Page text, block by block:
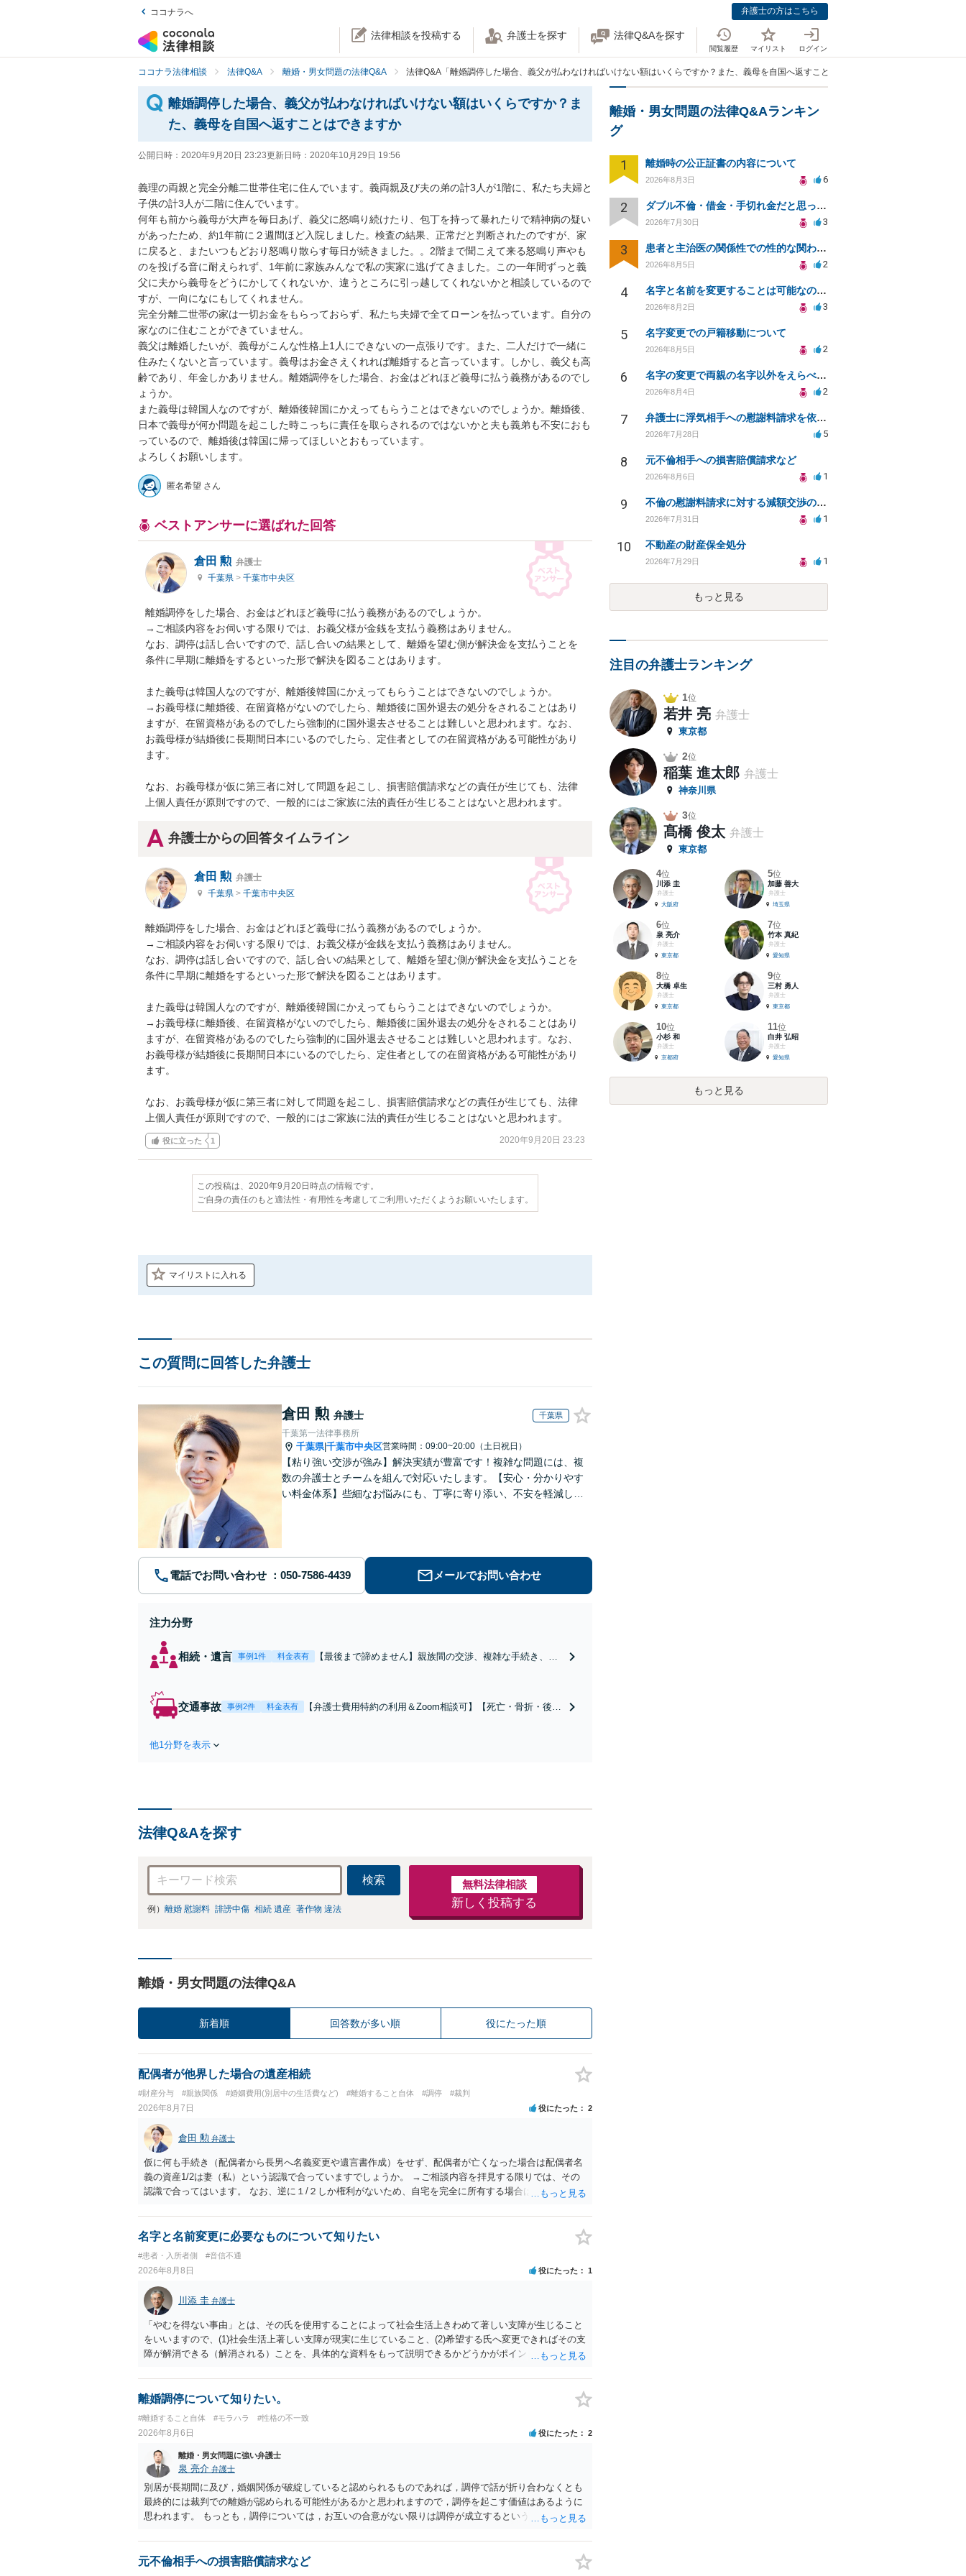
ココナラへ 弁護士の方はこちら
法律相談を投稿する 弁護士を探す 法律Q&Aを探す
閲覧履歴 マイリスト ログイン
ココナラ法律相談 法律Q&A 離婚・男女問題の法律Q&A 法律Q&A「離婚調停した場合、義父が払わなければいけない額はいくらですか？また、義母を自国へ返すことはできますか」
離婚調停した場合、義父が払わなければいけない額はいくらですか？ま
た、義母を自国へ返すことはできますか
公開日時： 2020年9月20日 23:23更新日時： 2020年10月29日 19:56
義理の両親と完全分離二世帯住宅に住んでいます。義両親及び夫の弟の計3人が1階に、私たち夫婦と
子供の計3人が二階に住んでいます。
何年も前から義母が大声を毎日あげ、義父に怒鳴り続けたり、包丁を持って暴れたりで精神病の疑い
があったため、約1年前に２週間ほど入院しました。検査の結果、正常だと判断されたのですが、家
に戻ると、またいつもどおり怒鳴り散らす毎日が続きました。。2階まで聞こえて来る怒鳴り声やも
のを投げる音に耐えられず、1年前に家族みんなで私の実家に逃げてきました。この一年間ずっと義
父に夫から義母をどうにかしてくれないか、違うところに引っ越してくれないかと相談しているので
すが、一向になにもしてくれません。
完全分離二世帯の家は一切お金をもらっておらず、私たち夫婦で全てローンを払っています。自分の
家なのに住むことができていません。
義父は離婚したいが、義母がこんな性格上1人にできないの一点張りです。また、二人だけで一緒に
住みたくないと言っています。義母はお金さえくれれば離婚すると言っています。しかし、義父も高
齢であり、年金しかありません。離婚調停をした場合、お金はどれほど義母に払う義務があるのでし
ょうか。
また義母は韓国人なのですが、離婚後韓国にかえってもらうことはできないのでしょうか。離婚後、
日本で義母が何か問題を起こした時こっちに責任を取らされるのではないかと夫も義弟も不安におも
っているので、離婚後は韓国に帰ってほしいとおもっています。
匿名希望 さん
ベストアンサーに選ばれた回答
倉田 勲 弁護士
千葉県 > 千葉市中央区
離婚調停をした場合、お金はどれほど義母に払う義務があるのでしょうか。
→ご相談内容をお伺いする限りでは、お義父様が金銭を支払う義務はありません。
なお、調停は話し合いですので、話し合いの結果として、離婚を望む側が解決金を支払うことを
条件に早期に離婚をするといった形で解決を図ることはあります。
また義母は韓国人なのですが、離婚後韓国にかえってもらうことはできないのでしょうか。
→お義母様に離婚後、在留資格がないのでしたら、離婚後に国外退去の処分をされることはあり
ますが、在留資格があるのでしたら強制的に国外退去させることは難しいと思われます。なお、
お義母様が結婚後に長期間日本にいるのでしたら、定住者としての在留資格がある可能性があり
ます。
なお、お義母様が仮に第三者に対して問題を起こし、損害賠償請求などの責任が生じても、法律
上個人責任が原則ですので、一般的にはご家族に法的責任が生じることはないと思われます。
弁護士からの回答タイムライン
倉田 勲 弁護士
千葉県 > 千葉市中央区
離婚調停をした場合、お金はどれほど義母に払う義務があるのでしょうか。
→ご相談内容をお伺いする限りでは、お義父様が金銭を支払う義務はありません。
なお、調停は話し合いですので、話し合いの結果として、離婚を望む側が解決金を支払うことを
条件に早期に離婚をするといった形で解決を図ることはあります。
また義母は韓国人なのですが、離婚後韓国にかえってもらうことはできないのでしょうか。
→お義母様に離婚後、在留資格がないのでしたら、離婚後に国外退去の処分をされることはあり
ますが、在留資格があるのでしたら強制的に国外退去させることは難しいと思われます。なお、
お義母様が結婚後に長期間日本にいるのでしたら、定住者としての在留資格がある可能性があり
ます。
なお、お義母様が仮に第三者に対して問題を起こし、損害賠償請求などの責任が生じても、法律
上個人責任が原則ですので、一般的にはご家族に法的責任が生じることはないと思われます。
役に立った 1 2020年9月20日 23:23
この投稿は、2020年9月20日時点の情報です。
ご自身の責任のもと適法性・有用性を考慮してご利用いただくようお願いいたします。
マイリストに入れる
この質問に回答した弁護士
倉田 勲 弁護士 千葉県
千葉第一法律事務所
千葉県|千葉市中央区営業時間：09:00~20:00（土日祝日）
【粘り強い交渉が強み】解決実績が豊富です！複雑な問題には、複
数の弁護士とチームを組んで対応いたします。【安心・分かりやす
い料金体系】些細なお悩みにも、丁寧に寄り添い、不安を軽減しま
電話でお問い合わせ メールでお問い合わせ
注力分野
相続・遺言 事例1件 料金表有
【最後まで諦めません】親族間の交渉、複雑な手続き、全
能。【JR千葉駅近く】駐車場あり
交通事故 事例2件 料金表有
【弁護士費用特約の利用＆Zoom相談可】【死亡・骨折・後遺
他1分野を表示
法律Q&Aを探す
検索
例） 離婚 慰謝料 誹謗中傷 相続 遺産 著作物 違法
無料法律相談
新しく投稿する
離婚・男女問題の法律Q&A
新着順 回答数が多い順 役にたった順
配偶者が他界した場合の遺産相続
#財産分与 #親族関係 #婚姻費用(別居中の生活費など) #離婚すること自体 #調停 #裁判
2026年8月7日 役にたった 2
倉田 勲 弁護士
仮に何も手続き（配偶者から長男へ名義変更や遺言書作成）をせず、配偶者が亡くなった場合は配偶者名
義の資産1/2は妻（私）という認識で合っていますでしょうか。 →ご相談内容を拝見する限りでは、その
認識で合ってはいます。 なお、逆に１/２しか権利がないため、自宅を完全に所有する場合は、他の相続
名字と名前変更に必要なものについて知りたい
#患者・入所者側 #音信不通
2026年8月8日 役にたった 1
川添 圭 弁護士
「やむを得ない事由」とは、その氏を使用することによって社会生活上きわめて著しい支障が生じること
をいいますので、(1)社会生活上著しい支障が現実に生じていること、(2)希望する氏へ変更できればその支
障が解消できる（解消される）ことを、具体的な資料をもって説明できるかどうかがポイントです。 記録
出することが必要になります。「フラッシュバック」とのことなので、例えば、医学上確立されているPT
SDの診断基準に合致した説明とそれに沿う資料の提出が必要になってくるように思います。 精神的・心
されるところです。、もし本人申立てをお考えであれば、医学知識はもちろん法律知識も要求されますの
で、性急な申立てをせず、知識と資料をしっかりと揃えて、万全の体制で申立てに臨んだ方がよいと思わ
れます。
離婚調停について知りたい。
#離婚すること自体 #モラハラ #性格の不一致
2026年8月6日 役にたった 2
離婚・男女問題に強い弁護士
泉 亮介 弁護士
別居が長期間に及び，婚姻関係が破綻していると認められるものであれば，調停で話が折り合わなくとも
最終的には裁判での離婚が認められる可能性があるかと思われますので，調停を起こす価値はあるように
思われます。 もっとも，調停については，お互いの合意がない限りは調停が成立するということはないた
の離婚に固執しないかいずれかの対応は必要となるかと思われます。 お一人で対応するのは難しい側面も
ありますので弁護士を立てることを検討されると良いかと思われます。
元不倫相手への損害賠償請求など
離婚・男女問題の法律Q&Aランキン
グ
1 離婚時の公正証書の内容について
2026年8月3日 6
2 ダブル不倫・借金・手切れ金だと思っていたお金を1年後いまさら脅迫罪として通知書が来てまとめて請求
2026年7月30日 3
3 患者と主治医の関係性での性的な関わりからのトラブル
2026年8月5日 2
4 名字と名前を変更することは可能なのか？
2026年8月2日 3
5 名字変更での戸籍移動について
2026年8月5日 2
6 名字の変更で両親の名字以外をえらべるのか？
2026年8月4日 2
7 弁護士に浮気相手への慰謝料請求を依頼する費用相場は？
2026年7月28日 5
8 元不倫相手への損害賠償請求など
2026年8月6日 1
9 不倫の慰謝料請求に対する減額交渉の可能性と対策
2026年7月31日 1
10 不動産の財産保全処分
2026年7月29日 1
もっと見る
注目の弁護士ランキング
1位
若井 亮 弁護士
東京都
2位
稲葉 進太郎 弁護士
神奈川県
3位
髙橋 俊太 弁護士
東京都
4位
川添 圭
弁護士
大阪府
5位
加藤 善大
弁護士
埼玉県
6位
泉 亮介
弁護士
東京都
7位
竹本 真紀
弁護士
愛知県
8位
大橋 卓生
弁護士
東京都
9位
三村 勇人
弁護士
東京都
10位
小杉 和
弁護士
京都府
11位
白井 弘昭
弁護士
愛知県
もっと見る